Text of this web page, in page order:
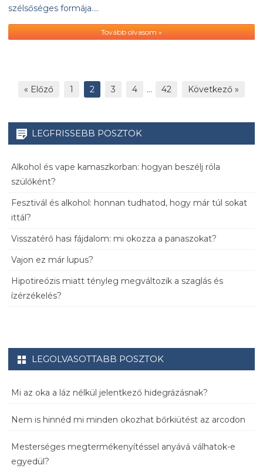
szélsőséges formája….
Tovább olvasom »
« Előző 1 2 3 4 … 42 Következő »
LEGFRISSEBB POSZTOK
Alkohol és vape kamaszkorban: hogyan beszélj róla
szülőként?
Fesztivál és alkohol: honnan tudhatod, hogy már túl sokat
ittál?
Visszatérő hasi fájdalom: mi okozza a panaszokat?
Vajon ez már lupus?
Hipotireózis miatt tényleg megváltozik a szaglás és
ízérzékelés?
LEGOLVASOTTABB POSZTOK
Mi az oka a láz nélkül jelentkező hidegrázásnak?
Nem is hinnéd mi minden okozhat bőrkiütést az arcodon
Mesterséges megtermékenyítéssel anyává válhatok-e
egyedül?